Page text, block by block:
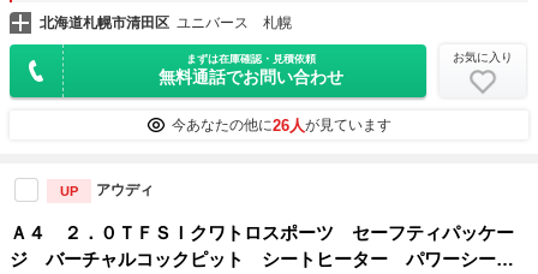
北海道札幌市清田区 ユニバース 札幌
まずは在庫確認・見積依頼
無料通話でお問い合わせ
お気に入り
今あなたの他に26人が見ています
UP アウディ
Ａ４ ２．０ＴＦＳＩクワトロスポーツ セーフティパッケー
ジ バーチャルコックピット シートヒーター パワーシー